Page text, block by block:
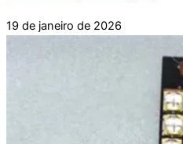
19 de janeiro de 2026